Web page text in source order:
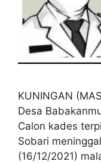
KUNINGAN
Desa
Calon kades
Sobari
(16/12/2021)